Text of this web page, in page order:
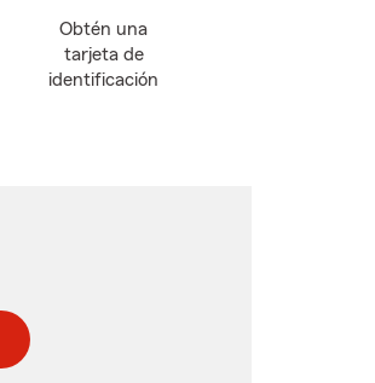
Obtén una
tarjeta de
identificación